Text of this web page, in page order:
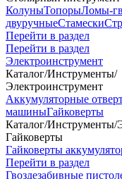
КолуныТопорыЛомы-
двуручныеСтамески
Перейти в раздел
Перейти в раздел
Электроинструмент
Каталог/Инструменты/
Электроинструмент
Аккумуляторные
машиныГайковерты
Каталог/Инструменты/
Гайковерты
Гайковерты
Перейти в раздел
Гвоздезабивные